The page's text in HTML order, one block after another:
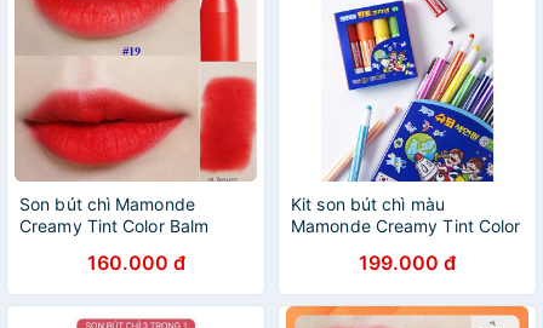
Son bút chì Mamonde
Creamy Tint Color Balm
160.000 đ
Kit son bút chì màu
Mamonde Creamy Tint Color
199.000 đ